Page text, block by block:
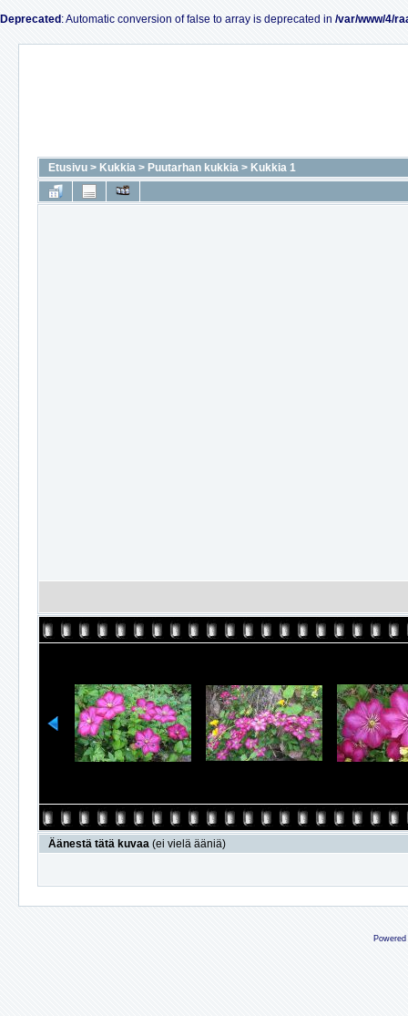
Deprecated : Automatic conversion of false to array is deprecated in /var/www/4/
Etusivu > Kukkia > Puutarhan kukkia > Kukkia 1
Äänestä tätä kuvaa (ei vielä ääniä)